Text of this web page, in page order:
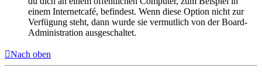
einem Internetcafé, befindest. Wenn diese Option nicht zur
Verfügung steht, dann wurde sie vermutlich von der Board-
Administration ausgeschaltet.
Nach oben